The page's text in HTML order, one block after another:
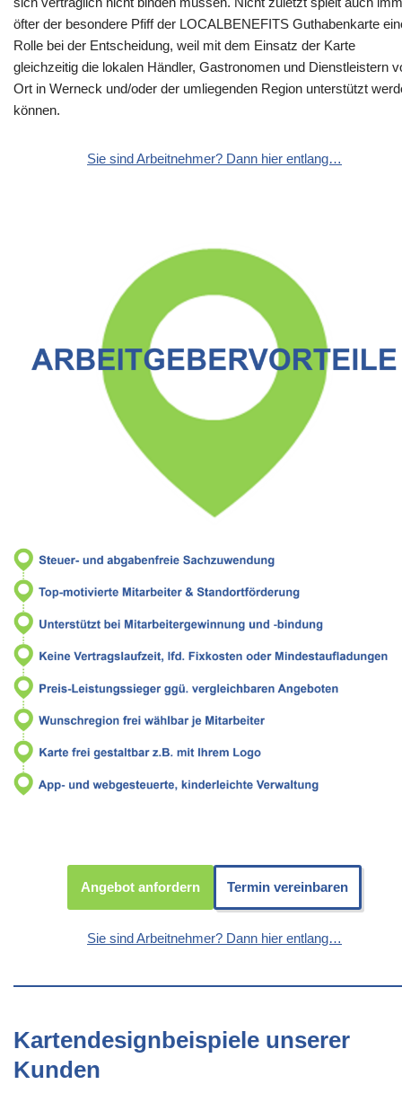
öfter der besondere Pfiff der LOCALBENEFITS Guthabenkarte
Rolle bei der Entscheidung, weil mit dem Einsatz der Karte
gleichzeitig die lokalen Händler, Gastronomen und Dienstleistern
Ort in Werneck und/oder der umliegenden Region unterstützt
können.
Sie sind Arbeitnehmer? Dann hier entlang…
Angebot anfordern Termin vereinbaren
Sie sind Arbeitnehmer? Dann hier entlang…
Kartendesignbeispiele unserer
Kunden